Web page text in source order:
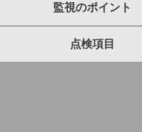
監視のポイント
点検項目